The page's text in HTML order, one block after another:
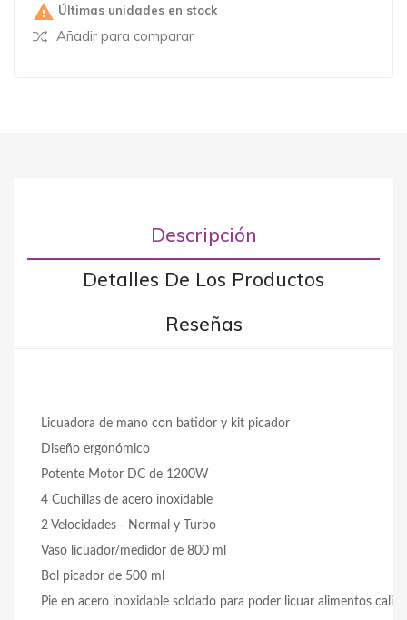
 Últimas unidades en stock
Añadir para comparar
Descripción
Detalles De Los Productos
Reseñas
Licuadora de mano con batidor y kit picador
Diseño ergonómico
Potente Motor DC de 1200W
4 Cuchillas de acero inoxidable
2 Velocidades - Normal y Turbo
Vaso licuador/medidor de 800 ml
Bol picador de 500 ml
Pie en acero inoxidable soldado para poder licuar alimentos